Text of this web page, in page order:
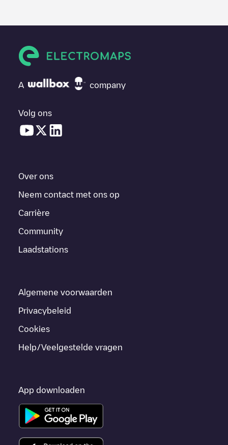
A company
Volg ons
Over ons
Neem contact met ons op
Carrière
Community
Laadstations
Algemene voorwaarden
Privacybeleid
Cookies
Help/Veelgestelde vragen
App downloaden